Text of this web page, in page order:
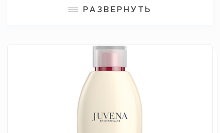
LUXURY PERFORMANCE JUVENA /
ОЖИВЛЯЮЩЕЕ ЭНЕРГИЗИРУЮЩЕЕ
МАСЛО ДЛЯ ТЕЛА
РАЗВЕРНУТЬ